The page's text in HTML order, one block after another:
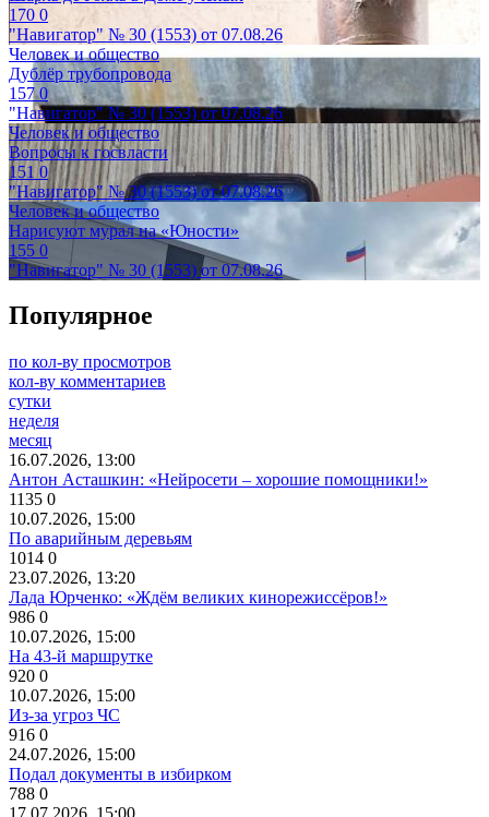
170 0
"Навигатор" № 30 (1553) от 07.08.26
Человек и общество
Дублёр трубопровода
1570
"Навигатор" № 30 (1553) от 07.08.26
Человек и общество
Вопросы к госвласти
1510
"Навигатор" № 30 (1553) от 07.08.26
Человек и общество
Нарисуют мурал на «Юности»
155 0
"Навигатор" № 30 (1553) от 07.08.26
Популярное
по кол-ву просмотров
кол-ву комментариев
сутки
неделя
месяц
16.07.2026, 13:00
Антон Асташкин: «Нейросети – хорошие помощники!»
1135 0
10.07.2026, 15:00
По аварийным деревьям
1014 0
23.07.2026, 13:20
Лада Юрченко: «Ждём великих кинорежиссёров!»
986 0
10.07.2026, 15:00
На 43-й маршрутке
920 0
10.07.2026, 15:00
Из-за угроз ЧС
916 0
24.07.2026, 15:00
Подал документы в избирком
788 0